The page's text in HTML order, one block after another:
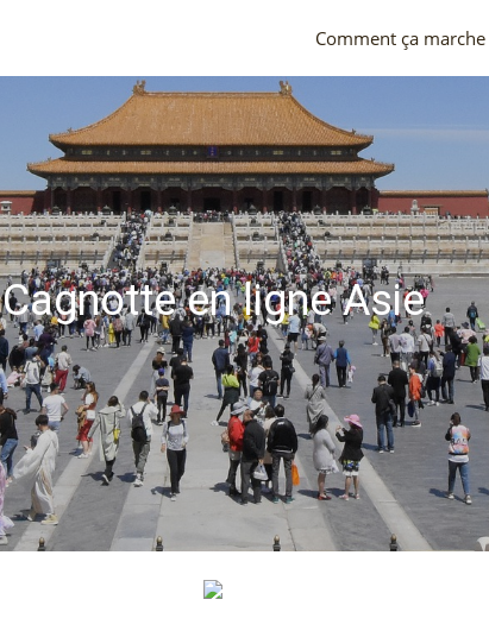
Comment ça marche
Cagnotte en ligne Asie